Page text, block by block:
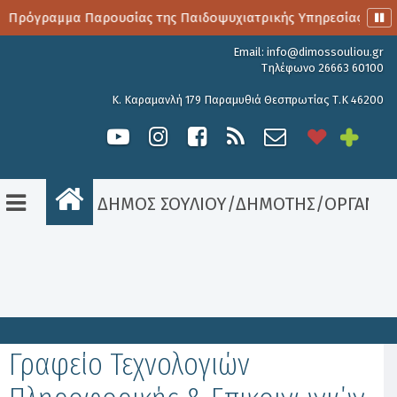
Πρόγραμμα Παρουσίας της Παιδοψυχιατρικής Υπηρεσίας
Email: info@dimossouliou.gr
Τηλέφωνο 26663 60100
Κ. Καραμανλή 179 Παραμυθιά Θεσπρωτίας Τ.Κ 46200
ΔΗΜΟΣ ΣΟΥΛΙΟΥ/ΔΗΜΟΤΗΣ/
Γραφείο Τεχνολογιών